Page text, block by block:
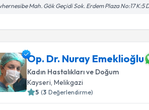
Mah. Gök Geçidi Sok. Erdem Plaza No:17 K:5
Op. Dr. Nuray Emeklioğlu
Kadın Hastalıkları ve Doğum
Kayseri , Melikgazi
5 (3 Değerlendirme)